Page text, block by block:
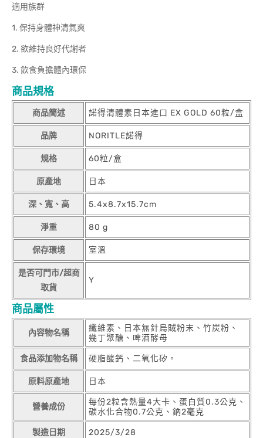
適用族群
1. 保持身體神清氣爽
2. 欲維持良好代謝者
3. 飲食負擔體內環保
商品規格
商品簡述 諾得清體素日本進口 EX GOLD 60粒/盒
品牌 NORITLE諾得
規格 60粒/盒
原產地 日本
深、寬、高 5.4x8.7x15.7cm
淨重 80 g
保存環境 室溫
是否可門市/超商
取貨
Y
商品屬性
內容物名稱
纖維素、日本無針烏賊粉末、竹炭粉、
幾丁聚醣、啤酒酵母
食品添加物名稱 硬脂酸鈣、二氧化矽。
原料原產地 日本
營養成份
每份2粒含熱量4大卡、蛋白質0.3公克、
碳水化合物0.7公克、鈉2毫克
製造日期 2025/3/28